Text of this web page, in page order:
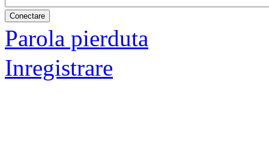
Parola pierduta
Inregistrare